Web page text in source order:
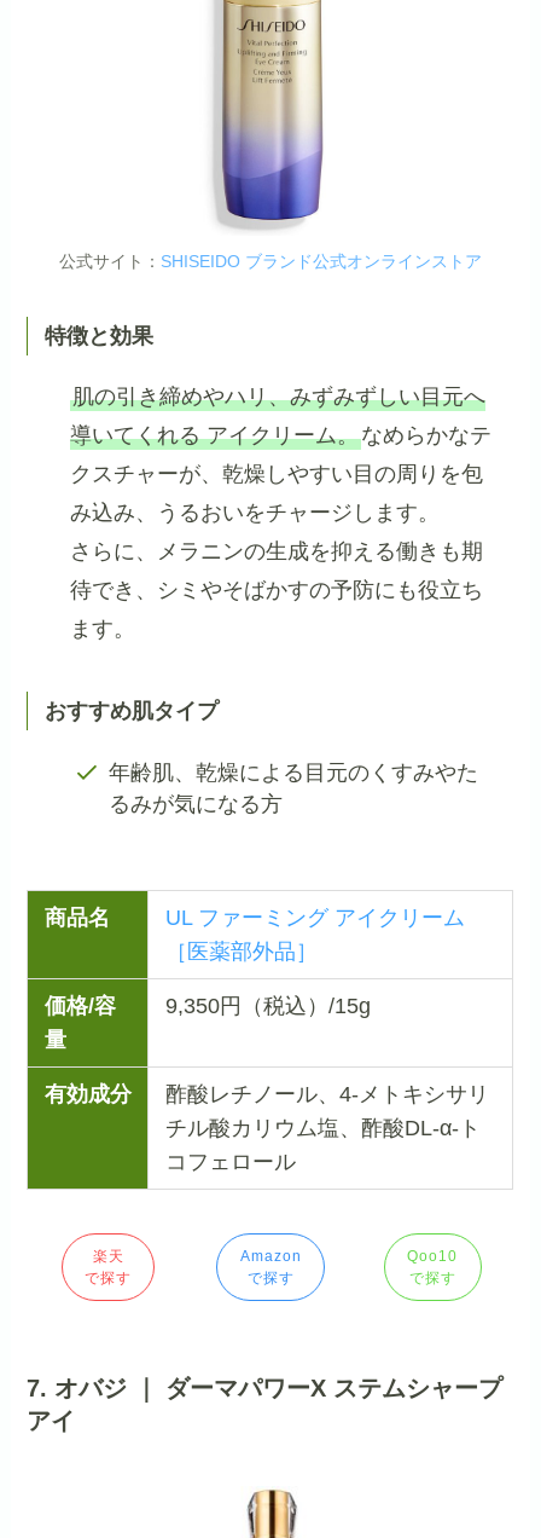
公式サイト： SHISEIDO ブランド公式オンラインストア
特徴と効果
肌の引き締めやハリ、みずみずしい目元へ
導いてくれる アイクリーム。なめらかなテ
クスチャーが、乾燥しやすい目の周りを包
み込み、うるおいをチャージします。
さらに、メラニンの生成を抑える働きも期
待でき、シミやそばかすの予防にも役立ち
ます。
おすすめ肌タイプ
年齢肌、乾燥による目元のくすみやた
るみが気になる方
商品名
UL ファーミング アイクリーム
［医薬部外品］
価格/容
量
9,350円（税込）/15g
有効成分
酢酸レチノール、4-メトキシサリ
チル酸カリウム塩、酢酸DL-α-ト
コフェロール
楽天
で探す
Amazon
で探す
Qoo10
で探す
7. オバジ ｜ ダーマパワーX ステムシャープ
アイ